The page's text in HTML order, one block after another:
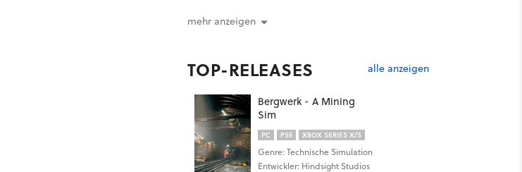
mehr anzeigen
TOP-RELEASES alle anzeigen
Bergwerk - A Mining
Sim
PC PS5 XBOX SERIES X/S
Genre: Technische Simulation
Entwickler: Hindsight Studios